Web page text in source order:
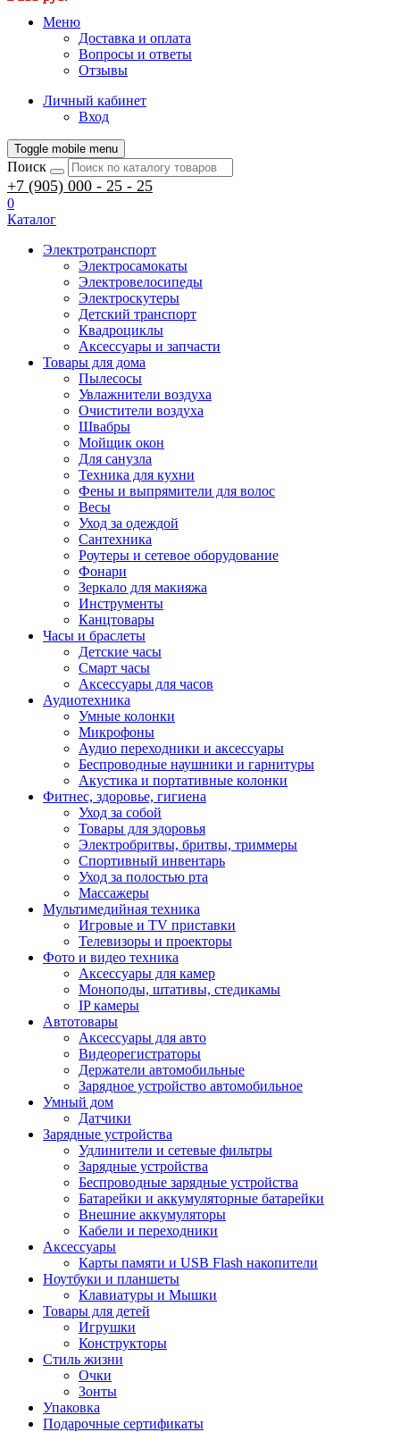
Меню
Доставка и оплата
Вопросы и ответы
Отзывы
Личный кабинет
Вход
Toggle mobile menu
Поиск
+7 (905) 000 - 25 - 25
0
Каталог
Электротранспорт
Электросамокаты
Электровелосипеды
Электроскутеры
Детский транспорт
Квадроциклы
Аксессуары и запчасти
Товары для дома
Пылесосы
Увлажнители воздуха
Очистители воздуха
Швабры
Мойщик окон
Для санузла
Техника для кухни
Фены и выпрямители для волос
Весы
Уход за одеждой
Сантехника
Роутеры и сетевое оборудование
Фонари
Зеркало для макияжа
Инструменты
Канцтовары
Часы и браслеты
Детские часы
Смарт часы
Аксессуары для часов
Аудиотехника
Умные колонки
Микрофоны
Аудио переходники и аксессуары
Беспроводные наушники и гарнитуры
Акустика и портативные колонки
Фитнес, здоровье, гигиена
Уход за собой
Товары для здоровья
Электробритвы, бритвы, триммеры
Спортивный инвентарь
Уход за полостью рта
Массажеры
Мультимедийная техника
Игровые и TV приставки
Телевизоры и проекторы
Фото и видео техника
Аксессуары для камер
Моноподы, штативы, стедикамы
IP камеры
Автотовары
Аксессуары для авто
Видеорегистраторы
Держатели автомобильные
Зарядное устройство автомобильное
Умный дом
Датчики
Зарядные устройства
Удлинители и сетевые фильтры
Зарядные устройства
Беспроводные зарядные устройства
Батарейки и аккумуляторные батарейки
Внешние аккумуляторы
Кабели и переходники
Аксессуары
Карты памяти и USB Flash накопители
Ноутбуки и планшеты
Клавиатуры и Мышки
Товары для детей
Игрушки
Конструкторы
Стиль жизни
Очки
Зонты
Упаковка
Подарочные сертификаты